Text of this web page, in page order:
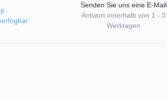
Senden Sie uns eine E-Mail
Antwort innerhalb von 1 - 3
Werktagen